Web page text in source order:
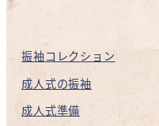
振袖コレクション
成人式の振袖
成人式準備